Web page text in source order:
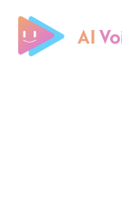
Free AI Cover